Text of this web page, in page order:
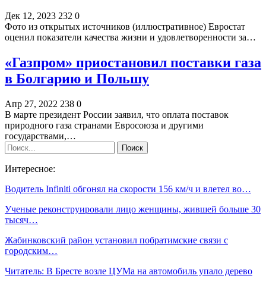
Дек 12, 2023 232 0
Фото из открытых источников (иллюстративное) Евростат
оценил показатели качества жизни и удовлетворенности за…
«Газпром» приостановил поставки газа
в Болгарию и Польшу
Апр 27, 2022 238 0
В марте президент России заявил, что оплата поставок
природного газа странами Евросоюза и другими
государствами,…
Интересное:
Водитель Infiniti обгонял на скорости 156 км/ч и влетел во…
Ученые реконструировали лицо женщины, жившей больше 30
тысяч…
Жабинковский район установил побратимские связи с
городским…
Читатель: В Бресте возле ЦУМа на автомобиль упало дерево